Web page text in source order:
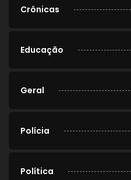
Crônicas
Educação
Geral
Polícia
Política